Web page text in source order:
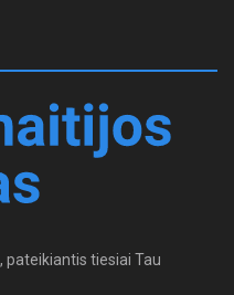
pateikiantis tiesiai Tau